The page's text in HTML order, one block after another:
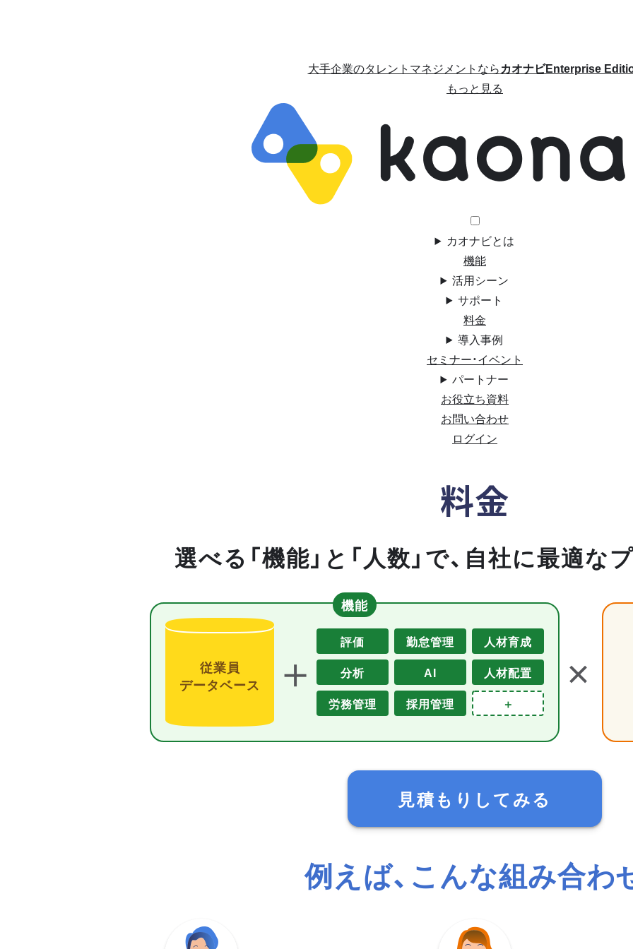
大手企業のタレントマネジメントならカオナビEnterprise
もっと見る
カオナビとは
機能
活用シーン
サポート
料金
導入事例
セミナー・イベント
パートナー
お役立ち資料
お問い合わせ
ログイン
料金
選べる「機能」と「人数」で、自社に最適な
機能
従業員
データベース
＋
評価 勤怠管理
人材育成
分析
AI
人材配置
労務管理
採用管理 ＋ ＋
見積もりしてみる
例えば、こんな組み合わ